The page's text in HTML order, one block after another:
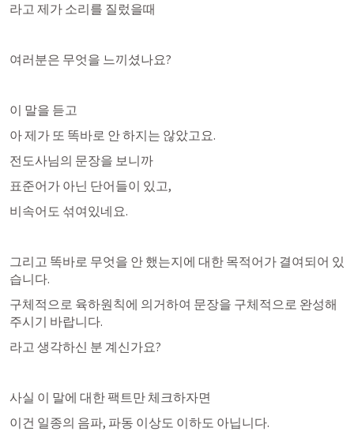
라고 제가 소리를 질렀을때
여러분은 무엇을 느끼셨나요?
이 말을 듣고
아 제가 또 똑바로 안 하지는 않았고요.
전도사님의 문장을 보니까
표준어가 아닌 단어들이 있고,
비속어도 섞여있네요.
그리고 똑바로 무엇을 안 했는지에 대한 목적어가 결여되어 있
습니다.
구체적으로 육하원칙에 의거하여 문장을 구체적으로 완성해
주시기 바랍니다.
라고 생각하신 분 계신가요?
사실 이 말에 대한 팩트만 체크하자면
이건 일종의 음파, 파동 이상도 이하도 아닙니다.